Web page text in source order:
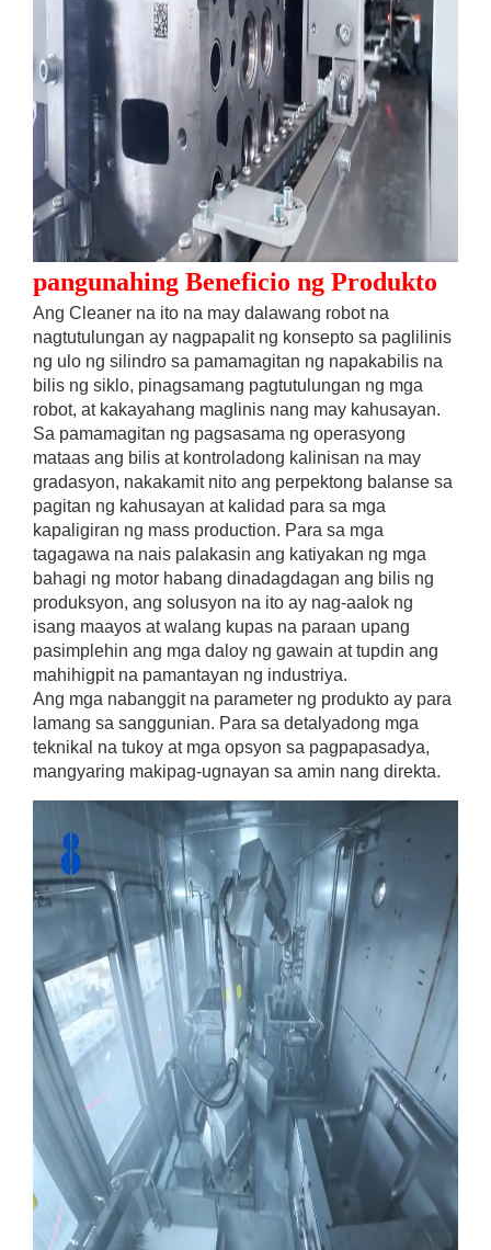
pangunahing Beneficio ng Produkto
Ang Cleaner na ito na may dalawang robot na
nagtutulungan ay nagpapalit ng konsepto sa paglilinis
ng ulo ng silindro sa pamamagitan ng napakabilis na
bilis ng siklo, pinagsamang pagtutulungan ng mga
robot, at kakayahang maglinis nang may kahusayan.
Sa pamamagitan ng pagsasama ng operasyong
mataas ang bilis at kontroladong kalinisan na may
gradasyon, nakakamit nito ang perpektong balanse sa
pagitan ng kahusayan at kalidad para sa mga
kapaligiran ng mass production. Para sa mga
tagagawa na nais palakasin ang katiyakan ng mga
bahagi ng motor habang dinadagdagan ang bilis ng
produksyon, ang solusyon na ito ay nag-aalok ng
isang maayos at walang kupas na paraan upang
pasimplehin ang mga daloy ng gawain at tupdin ang
mahihigpit na pamantayan ng industriya.
Ang mga nabanggit na parameter ng produkto ay para
lamang sa sanggunian. Para sa detalyadong mga
teknikal na tukoy at mga opsyon sa pagpapasadya,
mangyaring makipag-ugnayan sa amin nang direkta.